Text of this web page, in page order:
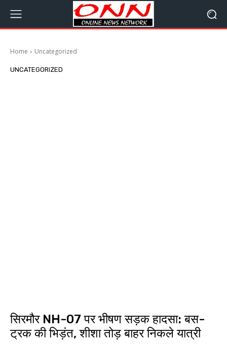
Home Uncategorized
UNCATEGORIZED
सिरमौर NH-07 पर भीषण सड़क हादसा: बस-
ट्रक की भिड़ंत, शीशा तोड़ बाहर निकले यात्री